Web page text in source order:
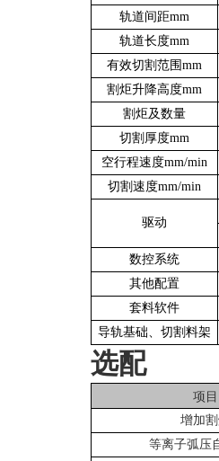
轨道间距mm
轨道长度mm
有效切割范围mm
割炬升降高度mm
割炬及数量
切割厚度mm
空行程速度mm/min
切割速度mm/min
驱动
数控系统
其他配置
套料软件
导轨基础、切割料架
选配
项目
增加
等离子弧压